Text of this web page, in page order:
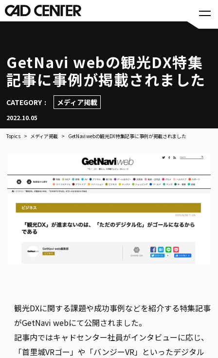
GetNavi webの観光DX特集
記事に事例が掲載されました
CATEGORY メディア掲載
2022.10.05
Topics メディア掲載 GetNavi webの観光DX特集記事に事例が掲載されました
観光DXに関する課題や成功事例などを紹介する特集記事
がGetNavi webにて公開されました。
記事内ではキャドセンター社員がインタビューに応じ、
「首里城VRゴー」や「バンジーVR」といったデジタル